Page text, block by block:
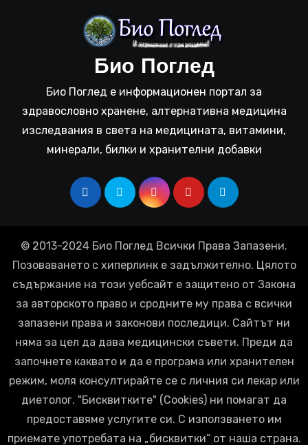
Био Поглед
Био Поглед е информационен портал за
здравословно хранене, алтернативна медицина
изследвания в света на медицината, витамини,
минерали, билки и хранителни добавки
© 2013-2024 Био Поглед Всички Права Запазени.
Позоваването с хиперлинк е задължително. Цялото
съдържание на този уебсайт е защитено от Закона
за авторското право и сродните му права с всички
запазени права и законови последици. Сайтът ни
няма за цел да дава медицински съвети. Преди да
започнете каквато и да е програма или хранителен
режим, моля консултирайте се с личния си лекар или
диетолог. "Бисквитките" (Cookies) ни помагат да
предоставяме услугите си. С използването им
приемате употребата на „бисквитки“ от наша страна.